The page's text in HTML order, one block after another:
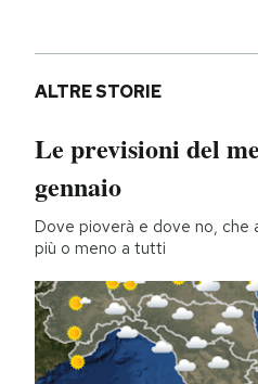
ALTRE STORIE
Le previsioni del
gennaio
Dove pioverà e dove no, che
più o meno a tutti